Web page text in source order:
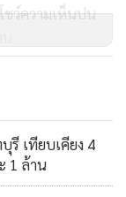
กทั้งเป็นเพียงแค่
วามเห็นของ
รปฏิรูปและการ
งไม่เคยสอบถาม
นักวิชาการแสดง
ว์ความเห็นปน
ย์
รี เทียบเคียง 4
1 ล้าน